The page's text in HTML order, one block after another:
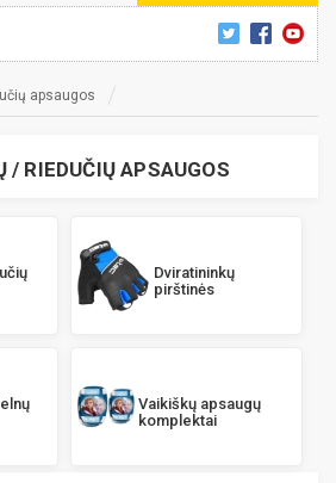
apsaugos
/ RIEDUČIŲ APSAUGOS
Dviratininkų
pirštinės
Vaikiškų apsaugų
komplektai